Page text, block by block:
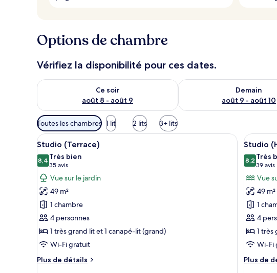
Options de chambre
Vérifiez la disponibilité pour ces dates.
Ce soir
août 8 - août 9
Vérifier la disponibilité pour ce soir août 8 - août 9
Demain
août 9 - août 10
Vérifier la disponibilité
Filtres
disponibles
pour
les
chambres
Toutes les chambres 1 lit 2 lits 3+ lits
Afficher
toutes
les
photos
pour
ce
type
de
chambre :
Studio
(Terrace)
Une chambre d’hôtel avec un grand lit, un
4
Studio (Terrace)
8,48,4 sur 10
Très bien
35 avis
(35 avis)
Vue sur le jardin
49 m²
1 chambre
4 personnes
1 très grand lit et 1 canapé-lit (grand)
Wi-Fi gratuit
Plus de détails
Plus
toutes
les
photos
pour
ce
type
de
Studio
4
Studio
8,28,2 sur 10
Très
39 avis
(39
Vue
49 m²
1
4
1 très
Wi-Fi
Plus de
Plus